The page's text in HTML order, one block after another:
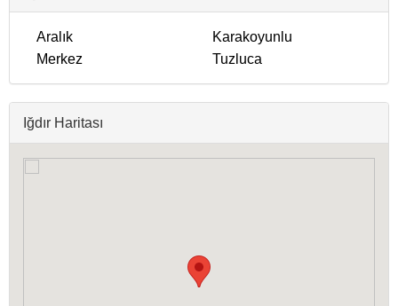
Aralık
Karakoyunlu
Merkez
Tuzluca
Iğdır Haritası